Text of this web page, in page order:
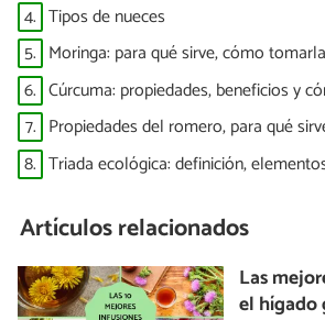
4. Tipos de nueces
5. Moringa: para qué sirve, cómo
6. Cúrcuma: propiedades, beneficios y
7. Propiedades del romero, para qué
8. Triada ecológica: definición,
Artículos relacionados
Las
el hígado